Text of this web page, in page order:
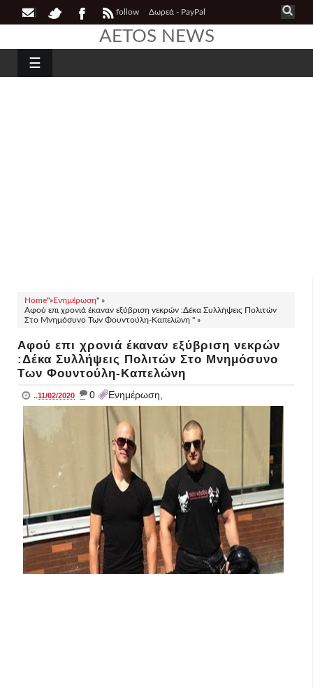
follow Δωρεά - PayPal
AETOS NEWS
☰
Home"»Ενημέρωση" »
Αφού επι χρονιά έκαναν εξύβριση νεκρών :Δέκα Συλλήψεις Πολιτών
Στο Μνημόσυνο Των Φουντούλη-Καπελώνη " »
Αφού επι χρονιά έκαναν εξύβριση νεκρών
:Δέκα Συλλήψεις Πολιτών Στο Μνημόσυνο
Των Φουντούλη-Καπελώνη
..11/02/2020 _ 0 Ενημέρωση,